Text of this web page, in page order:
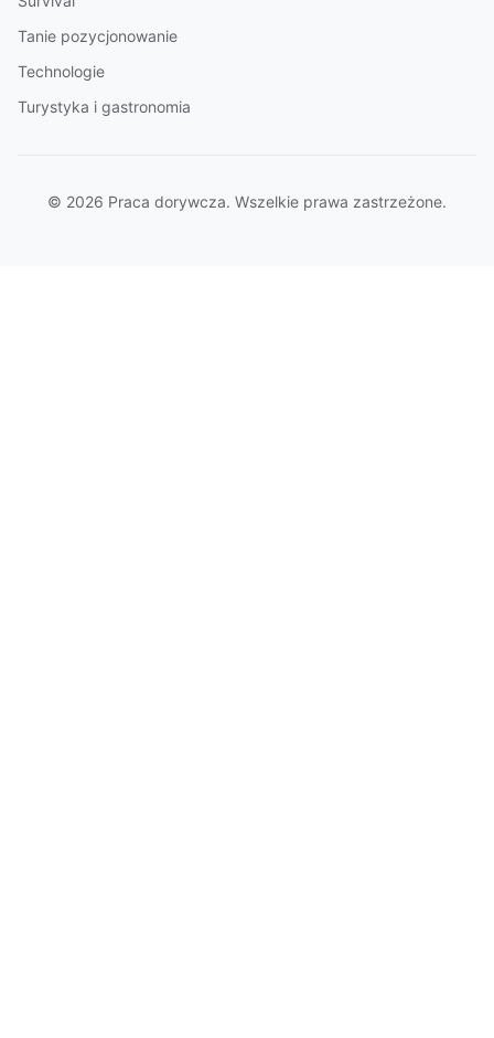
Tanie pozycjonowanie
Technologie
Turystyka i gastronomia
© 2026 Praca dorywcza. Wszelkie prawa zastrzeżone.